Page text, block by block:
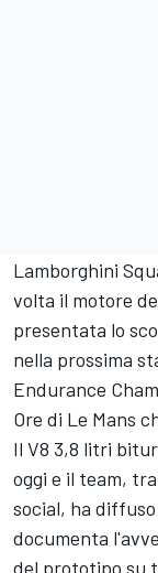
Lamborghini
volta il motore
presentata lo
nella prossima
Endurance
Ore di Le Mans
Il V8 3,8 litri
oggi e il team,
social, ha
documenta
del prototipo su